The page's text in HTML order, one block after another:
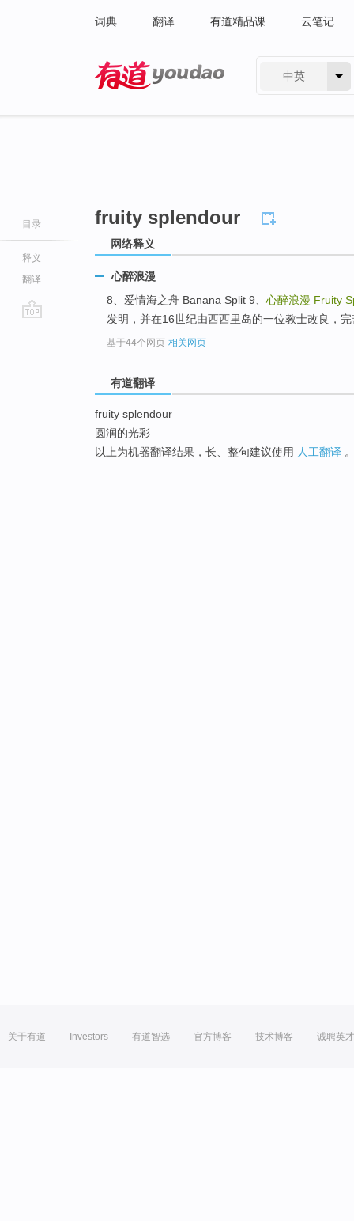
词典 翻译 有道精品课 云笔记
中英
目录
释义
翻译
fruity splendour
网络释义
心醉浪漫
8、爱情海之舟 Banana Split 9、 心醉浪漫 Fruity
发明，并在16世纪由西西里岛的一位教士改良，
基于44个网页-相关网页
有道翻译
fruity splendour
圆润的光彩
以上为机器翻译结果，长、整句建议使用 人工翻译
关于有道 Investors 有道智选 官方博客 技术博客 诚聘英才